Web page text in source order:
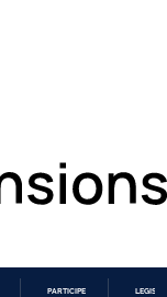
PARTICIPE